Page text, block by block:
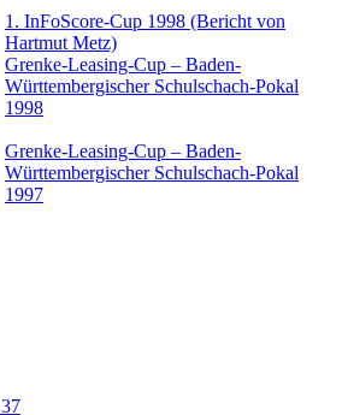
1. InFoScore-Cup 1998 (Bericht von
Hartmut Metz)
Grenke-Leasing-Cup – Baden-
Württembergischer Schulschach-Pokal
1998
Grenke-Leasing-Cup – Baden-
Württembergischer Schulschach-Pokal
1997
37